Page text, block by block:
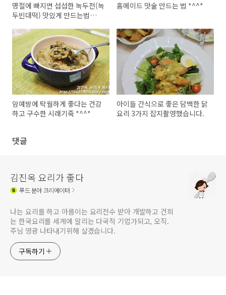
명절에 빠지면 섭섭한 녹두전(녹
두빈대떡) 맛있게 만드는법
홈메이드 맛술 만드는 법 *^^*
암예방에 탁월하게 좋다는 건강
하고 구수한 시래기죽 *^^*
아이들 간식으로 좋은 담백한 닭
요리 3가지 잡지촬영했습니다.
댓글
김진옥 요리가 좋다
푸드분야 크리에이터
나는 요리를 하고 아름이는 요리전수 받아 개발하고 건희
는 한국요리를 세계에 알리는 다국적 기업가되고, 오직.
주님 영광 나타내기위해 살겠습니다.
구독하기